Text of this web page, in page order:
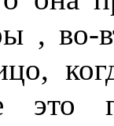
, во-
это